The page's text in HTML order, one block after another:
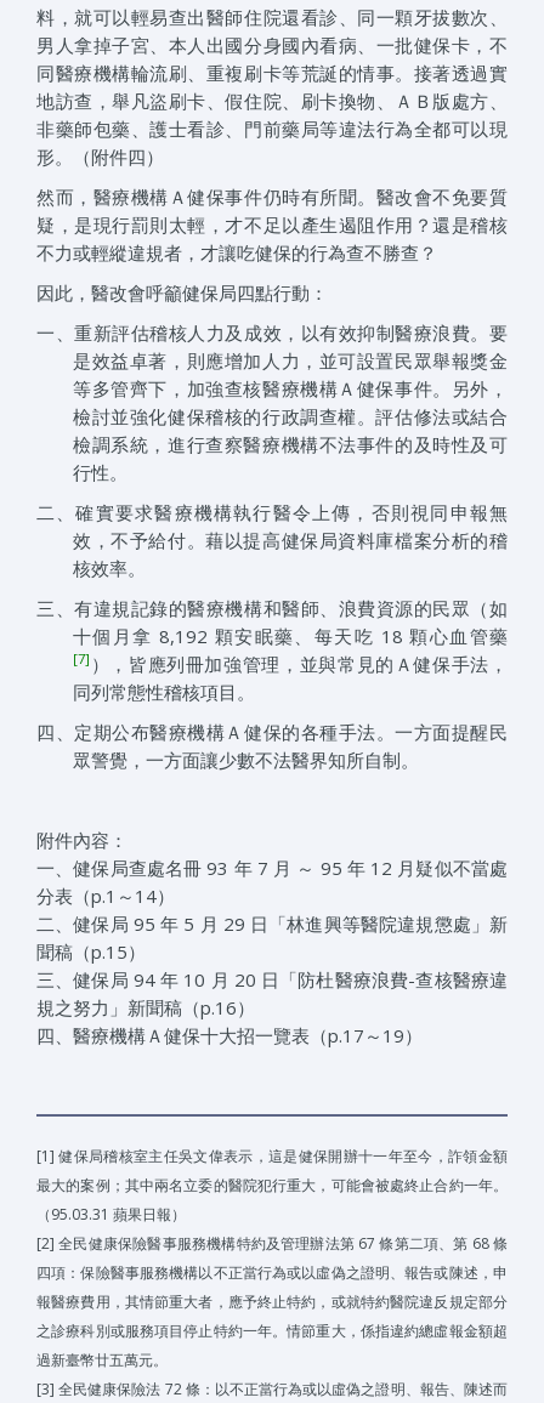
料，就可以輕易查出醫師住院還看診、同一顆牙拔數次、
男人拿掉子宮、本人出國分身國內看病、一批健保卡，不
同醫療機構輪流刷、重複刷卡等荒誕的情事。接著透過實
地訪查，舉凡盜刷卡、假住院、刷卡換物、ＡＢ版處方、
非藥師包藥、護士看診、門前藥局等違法行為全都可以現
形。（附件四）
然而，醫療機構Ａ健保事件仍時有所聞。醫改會不免要質
疑，是現行罰則太輕，才不足以產生遏阻作用？還是稽核
不力或輕縱違規者，才讓吃健保的行為查不勝查？
因此，醫改會呼籲健保局四點行動：
一、重新評估稽核人力及成效，以有效抑制醫療浪費。要
是效益卓著，則應增加人力，並可設置民眾舉報獎金
等多管齊下，加強查核醫療機構Ａ健保事件。另外，
檢討並強化健保稽核的行政調查權。評估修法或結合
檢調系統，進行查察醫療機構不法事件的及時性及可
行性。
二、確實要求醫療機構執行醫令上傳，否則視同申報無
效，不予給付。藉以提高健保局資料庫檔案分析的稽
核效率。
三、有違規記錄的醫療機構和醫師、浪費資源的民眾（如
十個月拿 8,192 顆安眠藥、每天吃 18 顆心血管藥
[7] ），皆應列冊加強管理，並與常見的Ａ健保手法，
同列常態性稽核項目。
四、定期公布醫療機構Ａ健保的各種手法。一方面提醒民
眾警覺，一方面讓少數不法醫界知所自制。
附件內容：
一、健保局查處名冊 93 年 7 月 ～ 95 年 12 月疑似不當處
分表（p.1～14）
二、健保局 95 年 5 月 29 日「林進興等醫院違規懲處」新
聞稿（p.15）
三、健保局 94 年 10 月 20 日「防杜醫療浪費-查核醫療違
規之努力」新聞稿（p.16）
四、醫療機構Ａ健保十大招一覽表（p.17～19）
[1] 健保局稽核室主任吳文偉表示，這是健保開辦十一年至今，詐領金額
最大的案例；其中兩名立委的醫院犯行重大，可能會被處終止合約一年。
（95.03.31 蘋果日報）
[2] 全民健康保險醫事服務機構特約及管理辦法第 67 條第二項、第 68 條
四項：保險醫事服務機構以不正當行為或以虛偽之證明、報告或陳述，申
報醫療費用，其情節重大者，應予終止特約，或就特約醫院違反規定部分
之診療科別或服務項目停止特約一年。情節重大，係指違約總虛報金額超
過新臺幣廿五萬元。
[3] 全民健康保險法 72 條：以不正當行為或以虛偽之證明、報告、陳述而